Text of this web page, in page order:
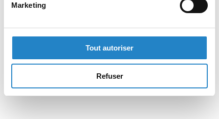
Marketing
Tout autoriser
Refuser